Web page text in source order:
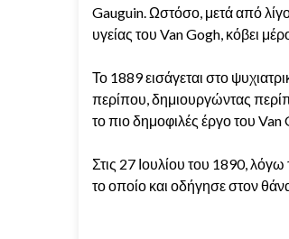
Gauguin. Ωστόσο, μετά από
υγείας του Van Gogh, κόβει
Το 1889 εισάγεται στο
περίπου, δημιουργώντας
το πιο δημοφιλές έργο του Van
Στις 27 Ιουλίου του 1890,
το οποίο και οδήγησε στον